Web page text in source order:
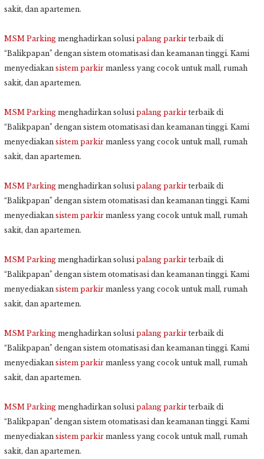
sakit, dan apartemen.
MSM Parking menghadirkan solusipalang parkir terbaik di
“Balikpapan” dengan sistem otomatisasi dan keamanan tinggi. Kami
menyediakan sistem parkir manless yang cocok untuk mall, rumah
sakit, dan apartemen.
MSM Parking menghadirkan solusipalang parkir terbaik di
“Balikpapan” dengan sistem otomatisasi dan keamanan tinggi. Kami
menyediakan sistem parkir manless yang cocok untuk mall, rumah
sakit, dan apartemen.
MSM Parking menghadirkan solusipalang parkir terbaik di
“Balikpapan” dengan sistem otomatisasi dan keamanan tinggi. Kami
menyediakan sistem parkir manless yang cocok untuk mall, rumah
sakit, dan apartemen.
MSM Parking menghadirkan solusipalang parkir terbaik di
“Balikpapan” dengan sistem otomatisasi dan keamanan tinggi. Kami
menyediakan sistem parkir manless yang cocok untuk mall, rumah
sakit, dan apartemen.
MSM Parking menghadirkan solusipalang parkir terbaik di
“Balikpapan” dengan sistem otomatisasi dan keamanan tinggi. Kami
menyediakan sistem parkir manless yang cocok untuk mall, rumah
sakit, dan apartemen.
MSM Parking menghadirkan solusipalang parkir terbaik di
“Balikpapan” dengan sistem otomatisasi dan keamanan tinggi. Kami
menyediakan sistem parkir manless yang cocok untuk mall, rumah
sakit, dan apartemen.